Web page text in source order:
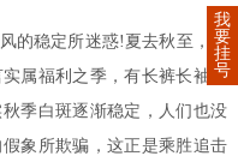
的稳定所迷惑!夏去秋至，气
实属福利之季，有长裤长袖遮
季白斑逐渐稳定，人们也没
象所欺骗，这正是乘胜追击
我
要
挂
号